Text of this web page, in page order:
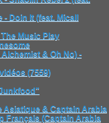
- Doin It (feat. Micall
Music Play
& Oh No) -
(7559)
Asiatique & Captain Arabia
Français (Captain Arabia